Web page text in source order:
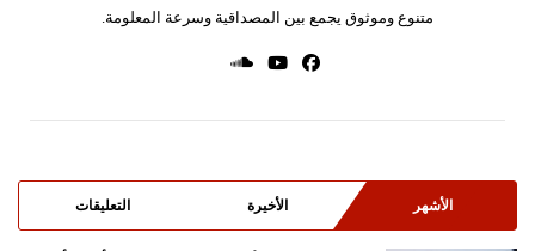
متنوع وموثوق يجمع بين المصداقية وسرعة المعلومة.
الأشهر الأخيرة التعليقات